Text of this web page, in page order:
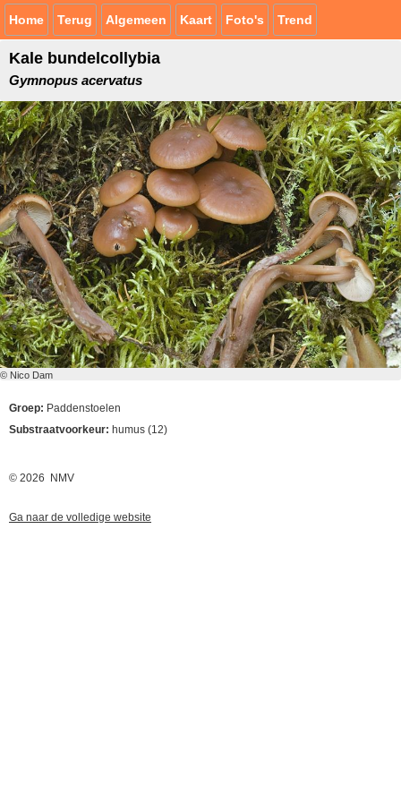
Home Terug Algemeen Kaart Foto's Trend
Kale bundelcollybia
Gymnopus acervatus
© Nico Dam
Groep: Paddenstoelen
Substraatvoorkeur: humus (12)
© 2026 NMV
Ga naar de volledige website